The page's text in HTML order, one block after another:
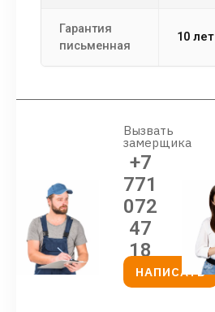
Гарантия
письменная
10 лет
Вызвать
замерщика
+7
771
072
47
18
НАПИСАТЬ